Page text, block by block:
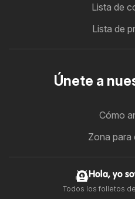
Lista de
Lista de
Únete a
Cómo
Zona para
Hola, yo
Todos los folletos